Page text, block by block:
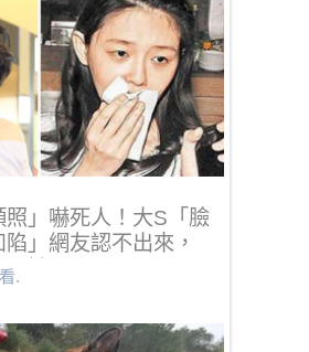
」嚇死人！大S「臉
」網友認不出來，
她！
.